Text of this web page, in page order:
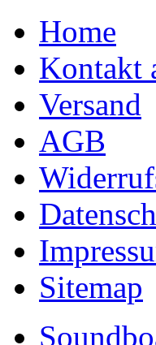
Home
Kontakt
Versand
AGB
Sitemap